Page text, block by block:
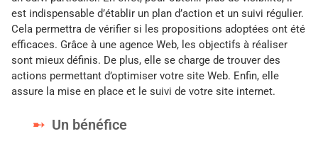
est indispensable d’établir un plan d’action et un suivi régulier.
Cela permettra de vérifier si les propositions adoptées ont été
efficaces. Grâce à une agence Web, les objectifs à réaliser
sont mieux définis. De plus, elle se charge de trouver des
actions permettant d’optimiser votre site Web. Enfin, elle
assure la mise en place et le suivi de votre site internet.
Un bénéfice